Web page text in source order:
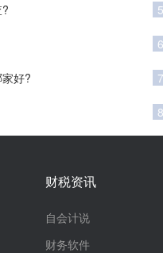
好?
5
6
7
8
财税资讯
自会计说
财务软件